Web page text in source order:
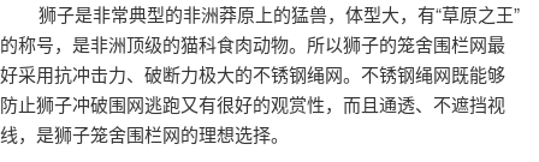
狮子是非常典型的非洲莽原上的猛兽，体型大，有“草原之王”
的称号，是非洲顶级的猫科食肉动物。所以狮子的笼舍围栏网最
好采用抗冲击力、破断力极大的不锈钢绳网。不锈钢绳网既能够
防止狮子冲破围网逃跑又有很好的观赏性，而且通透、不遮挡视
线，是狮子笼舍围栏网的理想选择。